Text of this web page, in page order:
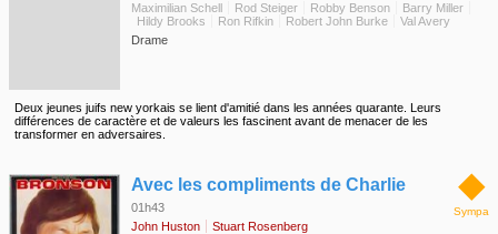
Maximilian Schell
Rod Steiger Robby Benson
Barry Miller
Hildy Brooks
Ron Rifkin Robert John Burke
Val Avery
Drame
Deux jeunes juifs new yorkais se lient d'amitié dans les années quarante. Leurs
différences de caractère et de valeurs les fascinent avant de menacer de les
transformer en adversaires.
◆
Sympa
Avec les compliments de Charlie
01h43
John Huston
Stuart Rosenberg